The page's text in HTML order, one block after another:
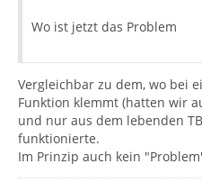
Wo ist jetzt das Problem
Vergleichbar zu dem, wo bei
Funktion klemmt (hatten wir
und nur aus dem lebenden
funktionierte.
Im Prinzip auch kein